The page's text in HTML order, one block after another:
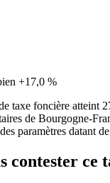
+17,0 %
taxe foncière atteint
de Bourgogne-
paramètres datant
contester ce